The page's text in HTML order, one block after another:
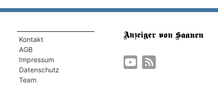
Kontakt
AGB
Impressum
Datenschutz
Team